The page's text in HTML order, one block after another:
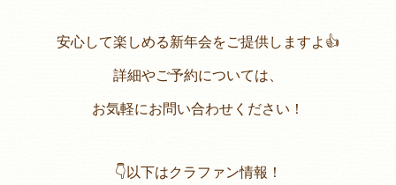
安心して楽しめる新年会をご提供しますよ👍
詳細やご予約については、
お気軽にお問い合わせください！
👇以下はクラファン情報！